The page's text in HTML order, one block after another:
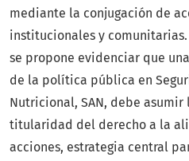
mediante la conjugación de
institucionales y
se propone evidenciar que
de la política pública en
Nutricional, SAN, debe
titularidad del derecho a la
acciones, estrategia central